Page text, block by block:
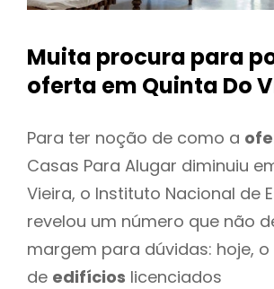
Muita procura para
oferta em Quinta Do
Para ter noção de como a
Casas Para Alugar diminuiu
Vieira, o Instituto Nacional de
revelou um número que não
margem para dúvidas: hoje,
de edifícios licenciados